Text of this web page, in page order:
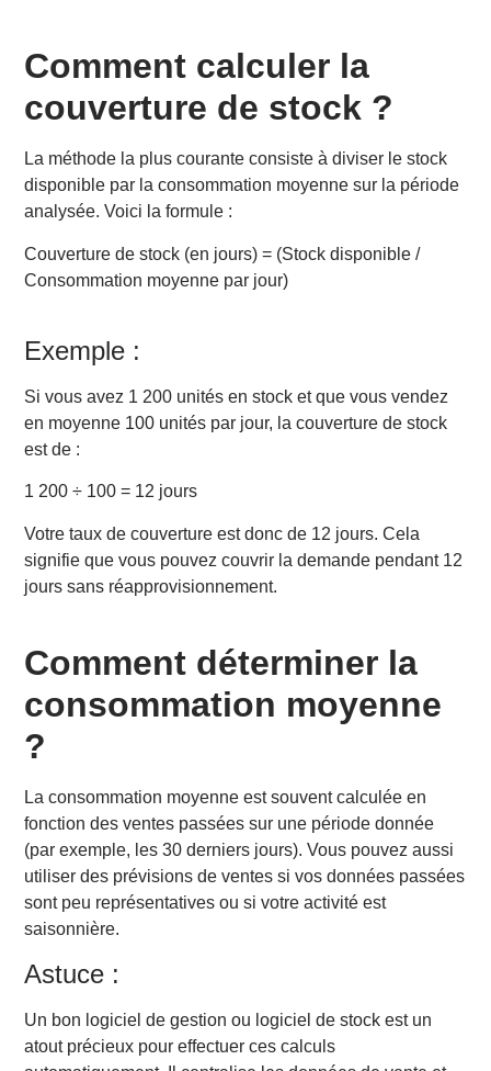
Comment calculer la
couverture de stock ?
La méthode la plus courante consiste à diviser le stock
disponible par la consommation moyenne sur la période
analysée. Voici la formule :
Couverture de stock (en jours) = (Stock disponible /
Consommation moyenne par jour)
Exemple :
Si vous avez 1 200 unités en stock et que vous vendez
en moyenne 100 unités par jour, la couverture de stock
est de :
1 200 ÷ 100 = 12 jours
Votre taux de couverture est donc de 12 jours. Cela
signifie que vous pouvez couvrir la demande pendant 12
jours sans réapprovisionnement.
Comment déterminer la
consommation moyenne
?
La consommation moyenne est souvent calculée en
fonction des ventes passées sur une période donnée
(par exemple, les 30 derniers jours). Vous pouvez aussi
utiliser des prévisions de ventes si vos données passées
sont peu représentatives ou si votre activité est
saisonnière.
Astuce :
Un bon logiciel de gestion ou logiciel de stock est un
atout précieux pour effectuer ces calculs